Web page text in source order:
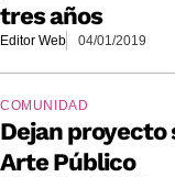
tres años
Editor Web 04/01/2019
COMUNIDAD
Dejan proyecto
Arte Público